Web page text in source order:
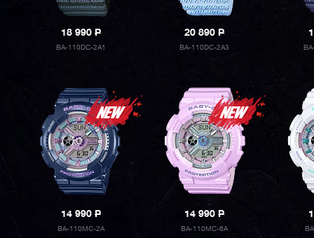
18 990P
BA-110DC-2A1
20 890P
BA-110DC-2A3
14 990P
BA-110MC-2A
14 990P
BA-110MC-6A